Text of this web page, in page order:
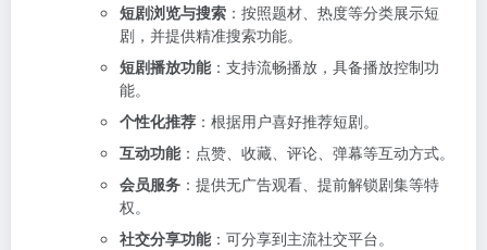
短剧浏览与搜索 ：按照题材、热度等分类展示短
剧，并提供精准搜索功能。
短剧播放功能：支持流畅播放，具备播放控制功
能。
个性化推荐 ：根据用户喜好推荐短剧。
互动功能：点赞、收藏、评论、弹幕等互动方式。
会员服务 ：提供无广告观看、提前解锁剧集等特
权。
社交分享功能：可分享到主流社交平台。